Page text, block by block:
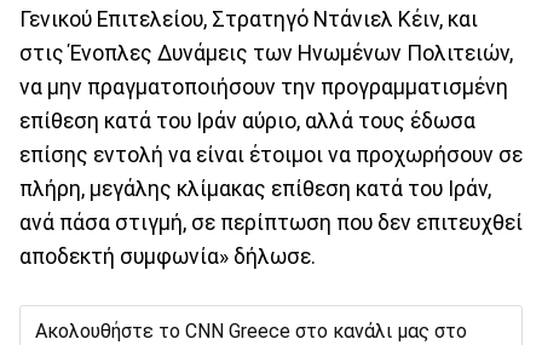
Γενικού Επιτελείου, Στρατηγό Ντάνιελ Κέιν, και
στις Ένοπλες Δυνάμεις των Ηνωμένων Πολιτειών,
να μην πραγματοποιήσουν την προγραμματισμένη
επίθεση κατά του Ιράν αύριο, αλλά τους έδωσα
επίσης εντολή να είναι έτοιμοι να προχωρήσουν σε
πλήρη, μεγάλης κλίμακας επίθεση κατά του Ιράν,
ανά πάσα στιγμή, σε περίπτωση που δεν επιτευχθεί
αποδεκτή συμφωνία» δήλωσε.
Ακολουθήστε το CNN Greece στο κανάλι μας στο